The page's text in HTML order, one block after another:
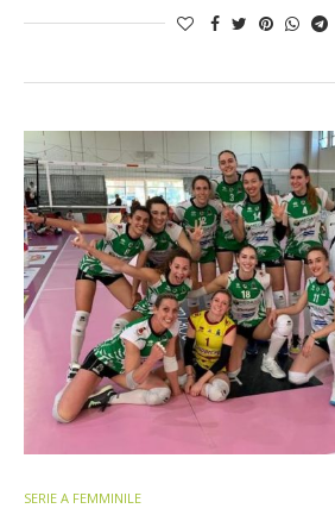
SERIE A FEMMINILE